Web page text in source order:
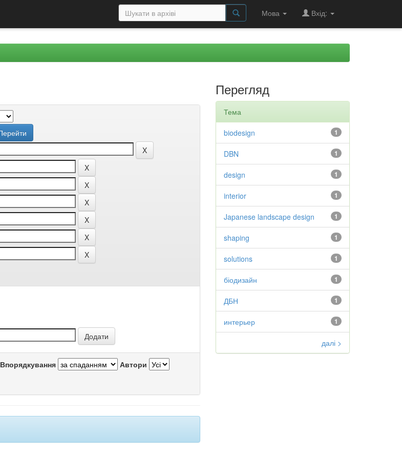
Мова Вхід:
Впорядкування Автори
Перегляд
Тема
1
biodesign
1
DBN
1
design
1
interior
1
Japanese landscape design
1
shaping
1
solutions
1
біодизайн
1
ДБН
1
интерьер
далі >